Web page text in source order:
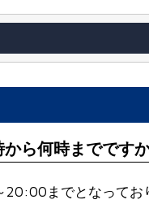
ら何時までです
までとなってお